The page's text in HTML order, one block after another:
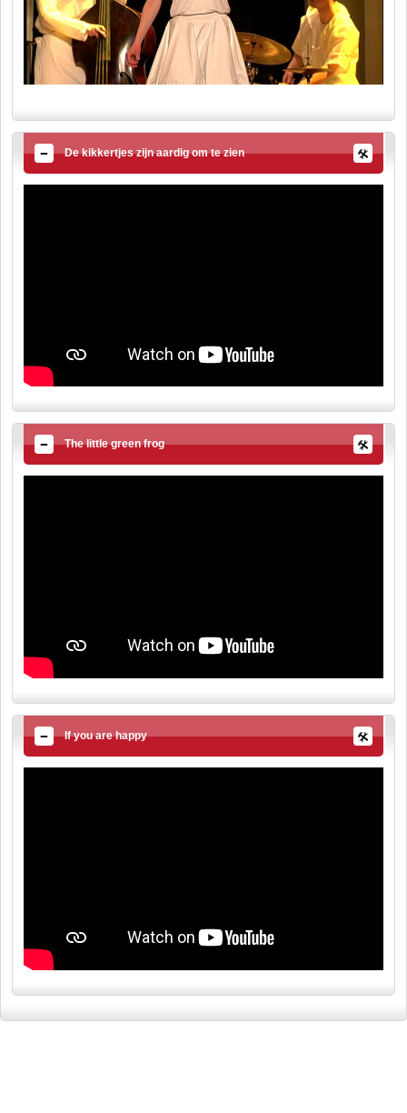
De kikkertjes zijn aardig om te zien
The little green frog
If you are happy